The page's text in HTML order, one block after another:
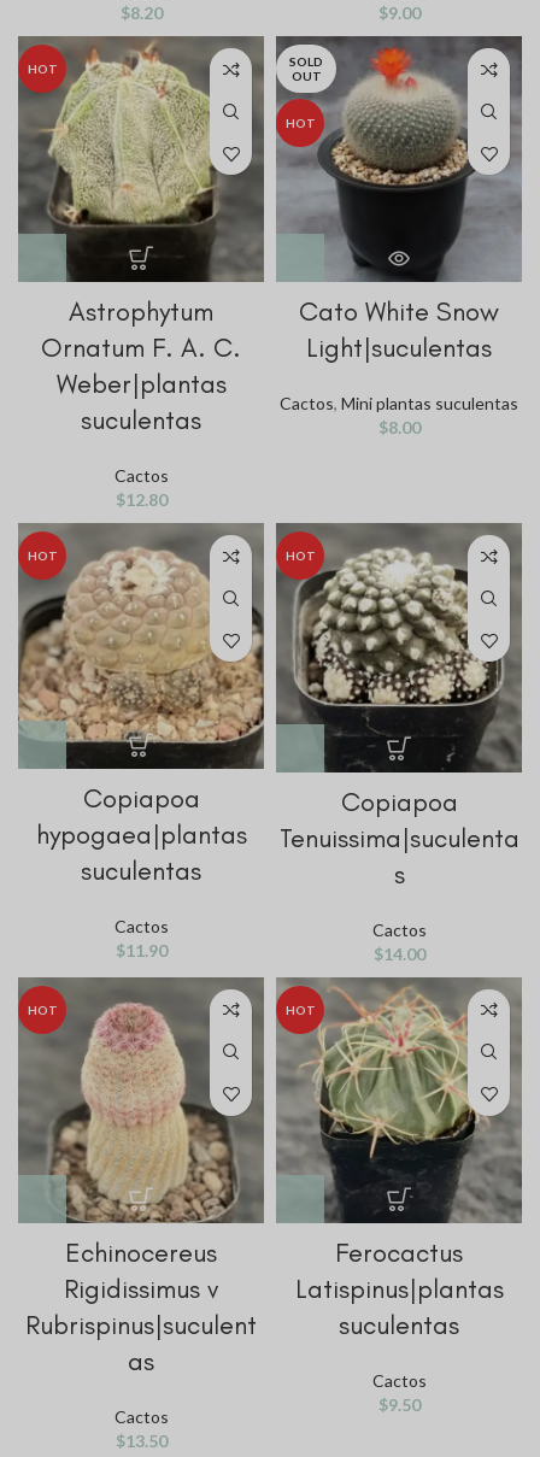
$8.20
$9.00
HOT
Astrophytum
Ornatum F. A. C.
Weber|plantas
suculentas
Cactos
$12.80
SOLD
OUT
HOT
Cato White Snow
Light|suculentas
Cactos, Mini plantas suculentas
$8.00
HOT
Copiapoa
hypogaea|plantas
suculentas
Cactos
$11.90
HOT
Copiapoa
Tenuissima|suculenta
s
Cactos
$14.00
HOT
Echinocereus
Rigidissimus v
Rubrispinus|suculent
as
Cactos
$13.50
HOT
Ferocactus
Latispinus|plantas
suculentas
Cactos
$9.50